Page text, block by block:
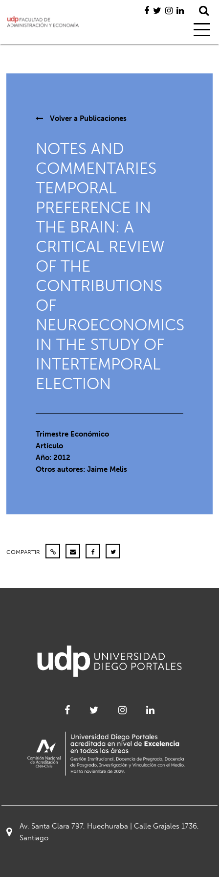
Volver a Publicaciones
NOTES AND
COMMENTARIES
TEMPORAL
PREFERENCE IN
THE BRAIN: A
CRITICAL REVIEW
OF THE
CONTRIBUTIONS
OF
NEUROECONOMICS
IN THE STUDY OF
INTERTEMPORAL
ELECTION
Trimestre Económico
Artículo
Año: 2012
Otros autores: Jaime Melis
COMPARTIR
Av. Santa Clara 797, Huechuraba | Calle Grajales 1736,
Santiago